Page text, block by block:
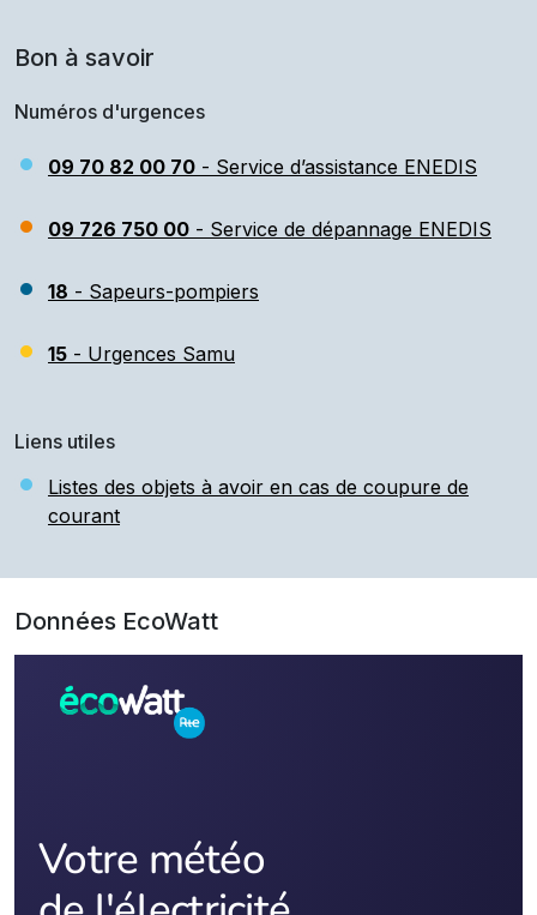
Bon à savoir
Numéros d'urgences
09 70 82 00 70 - Service d’assistance ENEDIS
09 726 750 00 - Service de dépannage ENEDIS
18 - Sapeurs-pompiers
15 - Urgences Samu
Liens utiles
Listes des objets à avoir en cas de coupure de
courant
Données EcoWatt